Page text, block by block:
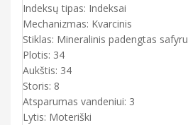
Indeksų tipas: Indeksai
Mechanizmas: Kvarcinis
Stiklas: Mineralinis padengtas safyru
Plotis: 34
Aukštis: 34
Storis: 8
Atsparumas vandeniui: 3
Lytis: Moteriški